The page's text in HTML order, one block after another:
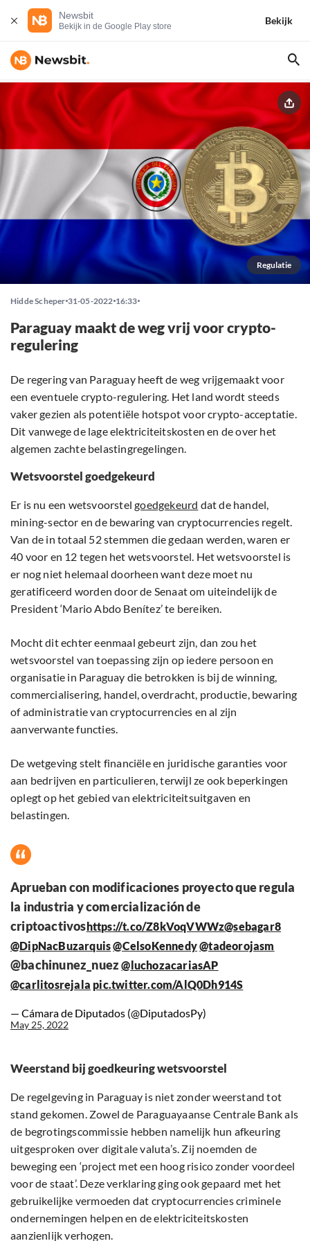
Newsbit
Bekijk in de Google Play store
Bekijk
Regulatie
Hidde Scheper 31-05-2022 16:33
Paraguay maakt de weg vrij voor crypto-
regulering
De regering van Paraguay heeft de weg vrijgemaakt voor
een eventuele crypto-regulering. Het land wordt steeds
vaker gezien als potentiële hotspot voor crypto-acceptatie.
Dit vanwege de lage elektriciteitskosten en de over het
algemen zachte belastingregelingen.
Wetsvoorstel goedgekeurd
Er is nu een wetsvoorstelgoedgekeurd dat de handel,
mining-sector en de bewaring van cryptocurrencies regelt.
Van de in totaal 52 stemmen die gedaan werden, waren er
40 voor en 12 tegen het wetsvoorstel. Het wetsvoorstel is
er nog niet helemaal doorheen want deze moet nu
geratificeerd worden door de Senaat om uiteindelijk de
President ‘Mario Abdo Benítez’ te bereiken.
Mocht dit echter eenmaal gebeurt zijn, dan zou het
wetsvoorstel van toepassing zijn op iedere persoon en
organisatie in Paraguay die betrokken is bij de winning,
commercialisering, handel, overdracht, productie, bewaring
of administratie van cryptocurrencies en al zijn
aanverwante functies.
De wetgeving stelt financiële en juridische garanties voor
aan bedrijven en particulieren, terwijl ze ook beperkingen
oplegt op het gebied van elektriciteitsuitgaven en
belastingen.
Aprueban con modificaciones proyecto que regula
la industria y comercialización de
criptoactivos https://t.co/Z8kVoqVWWz@sebagar8
@DipNacBuzarquis@CelsoKennedy@tadeorojasm
@bachinunez_nuez@luchozacariasAP
@carlitosrejala pic.twitter.com/AlQ0Dh914S
— Cámara de Diputados (@DiputadosPy)
May 25, 2022
Weerstand bij goedkeuring wetsvoorstel
De regelgeving in Paraguay is niet zonder weerstand tot
stand gekomen. Zowel de Paraguayaanse Centrale Bank als
de begrotingscommissie hebben namelijk hun afkeuring
uitgesproken over digitale valuta’s. Zij noemden de
beweging een ‘project met een hoog risico zonder voordeel
voor de staat’. Deze verklaring ging ook gepaard met het
gebruikelijke vermoeden dat cryptocurrencies criminele
ondernemingen helpen en de elektriciteitskosten
aanzienlijk verhogen.